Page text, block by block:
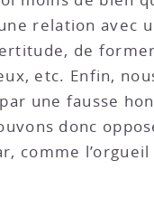
relation avec
de
etc. Enfin,
une fausse
donc
comme